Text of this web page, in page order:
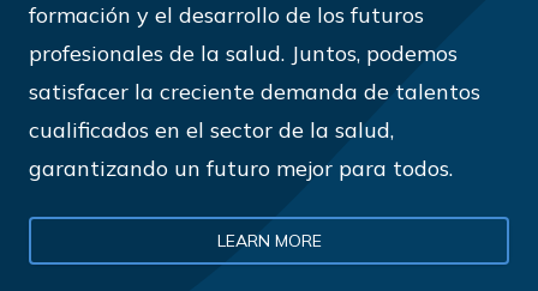
formación y el desarrollo de los futuros
profesionales de la salud. Juntos, podemos
satisfacer la creciente demanda de talentos
cualificados en el sector de la salud,
garantizando un futuro mejor para todos.
LEARN MORE